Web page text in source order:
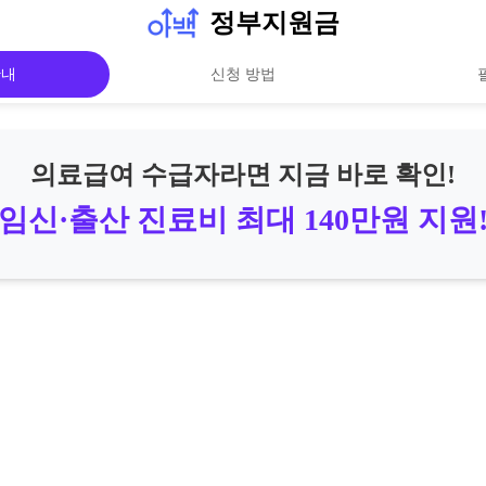
정부지원금
신청 방법
의료급여 수급자라면 지금 바로 확인!
신·출산 진료비 최대 140만원 지원!